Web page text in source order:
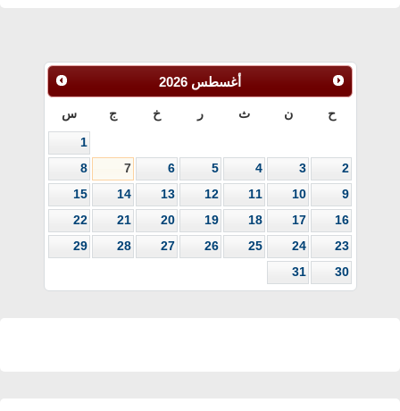
أغسطس 2026
ح ن ث ر خ ج س
1
2
3
4
5
6
7
8
9
10
11
12
13
14
15
16
17
18
19
20
21
22
23
24
25
26
27
28
29
30
31